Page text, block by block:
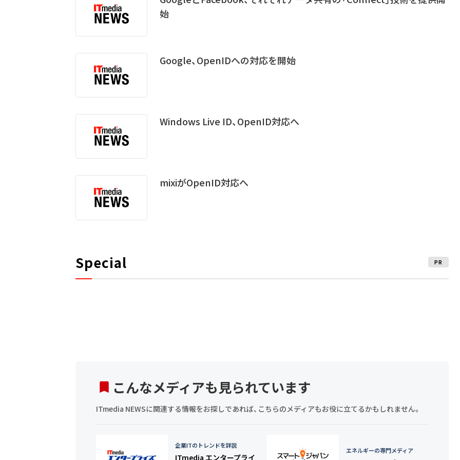
始
Google、OpenIDへの対応を開始
Windows Live ID、OpenID対応へ
mixiがOpenID対応へ
Special PR
こんなメディアも見られています
ITmedia NEWSに関連する情報をお探しであれば、こちらのメディアもお役に立てるかもしれません。
企業ITのトレンドを詳説
ITmedia エンタープライ
エネルギーの専門メディア